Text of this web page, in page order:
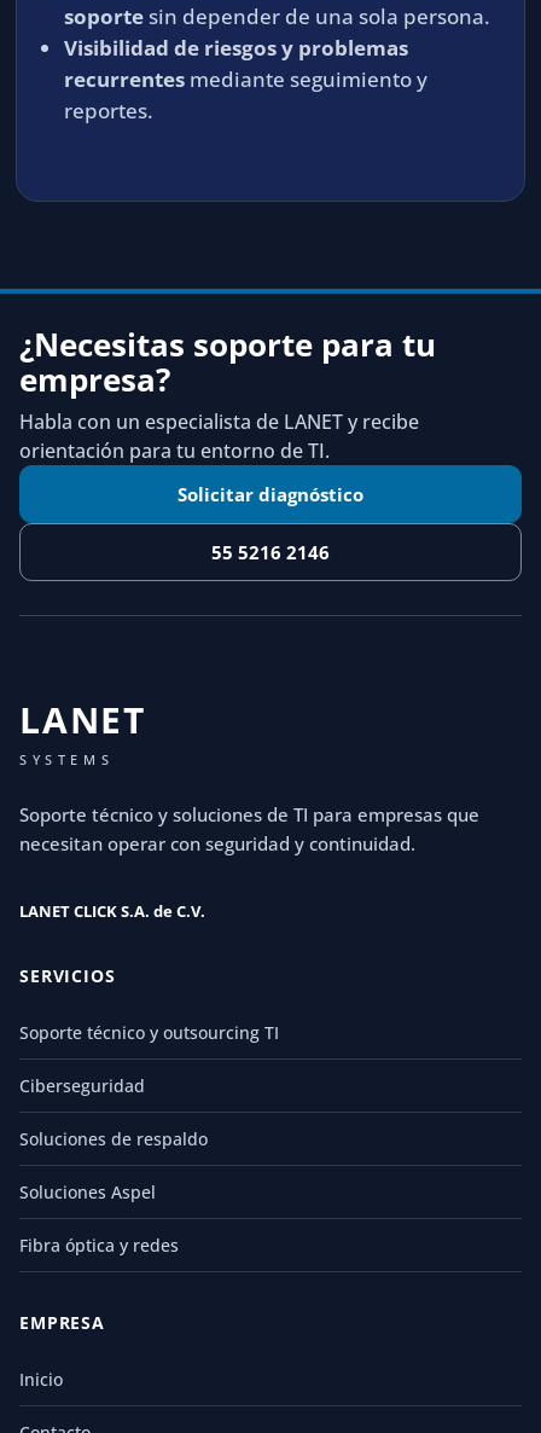
soportesin depender de una sola persona.
Visibilidad de riesgos y problemas
recurrentes mediante seguimiento y
reportes.
¿Necesitas soporte para tu
empresa?
Habla con un especialista de LANET y recibe
orientación para tu entorno de TI.
Solicitar diagnóstico
55 5216 2146
LANET
SYSTEMS
Soporte técnico y soluciones de TI para empresas que
necesitan operar con seguridad y continuidad.
LANET CLICK S.A. de C.V.
SERVICIOS
Soporte técnico y outsourcing TI
Ciberseguridad
Soluciones de respaldo
Soluciones Aspel
Fibra óptica y redes
EMPRESA
Inicio